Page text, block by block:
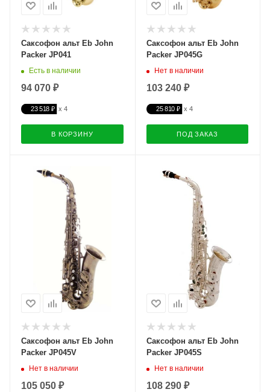
Саксофон альт Eb John
Packer JP041
Есть в наличии
94 070 ₽
23 518 ₽
В КОРЗИНУ
Саксофон альт Eb John
Packer JP045G
Нет в наличии
103 240 ₽
25 810 ₽
ПОД ЗАКАЗ
Саксофон альт Eb John
Packer JP045V
Нет в наличии
105 050 ₽
Саксофон альт Eb John
Packer JP045S
Нет в наличии
108 290 ₽